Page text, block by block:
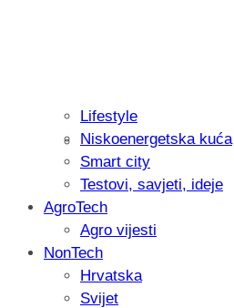
Isprobali smo:
Lifestyle
Niskoenergetska kuća
Smart city
Testovi, savjeti, ideje
AgroTech
Agro vijesti
NonTech
Hrvatska
Svijet